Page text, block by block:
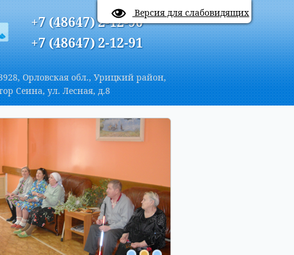
Цветовая схема: A A A
Версия для слабовидящих
+7 (48647) 2-12-90
+7 (48647) 2-12-91
Орловская обл., Урицкий район,
Сеина, ул. Лесная, д.8